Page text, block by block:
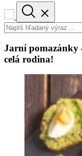
Jarní pomazánky
celá rodina!